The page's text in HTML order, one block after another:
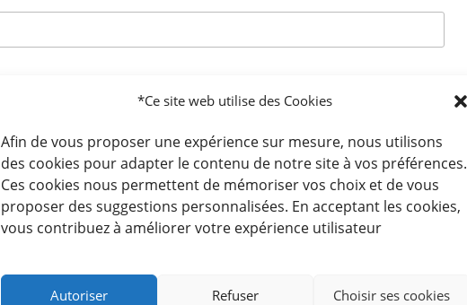
*Ce site web utilise des Cookies
Afin de vous proposer une expérience sur mesure, nous utilisons
des cookies pour adapter le contenu de notre site à vos préférences.
Ces cookies nous permettent de mémoriser vos choix et de vous
proposer des suggestions personnalisées. En acceptant les cookies,
vous contribuez à améliorer votre expérience utilisateur
Autoriser Refuser Choisir ses cookies